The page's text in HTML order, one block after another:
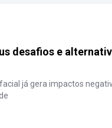
desafios e
já gera impactos